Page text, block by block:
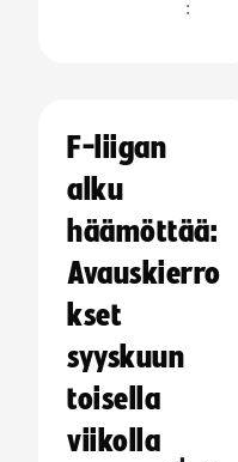
:
F-liigan
alku
häämöttää:
Avauskierro
kset
syyskuun
toisella
viikolla